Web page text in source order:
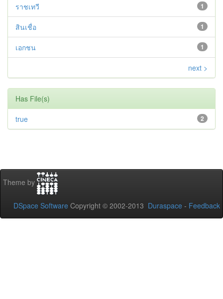
1
ราชเทวี
1
สินเชื่อ
1
เอกชน
next >
Has File(s)
2
true
Theme by
DSpace Software Copyright © 2002-2013 Duraspace - Feedback